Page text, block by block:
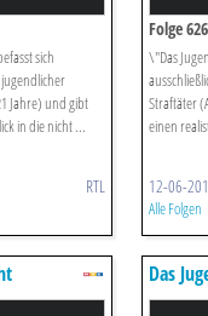
sich
Jahre) und gibt
in die nicht ...
RTL
Folge
\"Das
Straftäter
einen
12-06-
Alle Folgen
Das